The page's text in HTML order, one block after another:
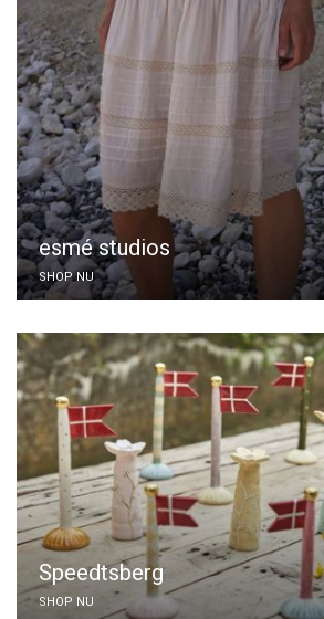
esmé studios
SHOP NU
Speedtsberg
SHOP NU